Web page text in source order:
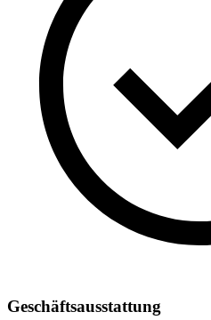
Geschäftsausstattung